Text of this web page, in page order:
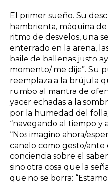
El primer sueño. Su
hambrienta, máquina
ritmo de desvelos, una
enterrado en la arena,
baile de ballenas justo
momento/ me dije”. Su
reemplaza a la brújula
rumbo al mantra de
yacer echadas a la
por la humedad del
“navegando al tiempo y
“Nos imagino ahora/
canelo como gesto/ante
conciencia sobre el
sino otra cosa que la
que no se borra: